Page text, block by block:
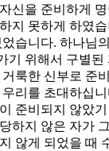
신을 준비하게
지 못하게 하였
습니다. 하나님
기 위해서 구별된
룩한 신부로 준
리를 초대하십
준비되지 않았
하지 않은 자가
않게 되었을 때